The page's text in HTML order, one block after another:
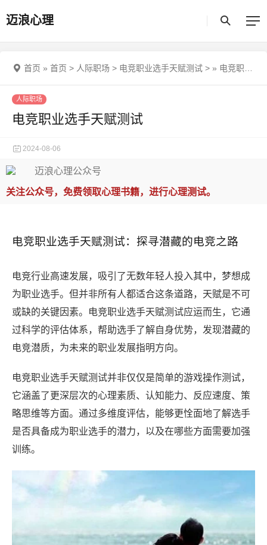
迈浪心理
首页 » 首页 > 人际职场 > 电竞职业选手天赋测试 > » 电竞职业选手天赋测试
人际职场
电竞职业选手天赋测试
2024-08-06
关注公众号，免费领取心理书籍，进行心理测试。
电竞职业选手天赋测试：探寻潜藏的电竞之路
电竞行业高速发展，吸引了无数年轻人投入其中，梦想成
为职业选手。但并非所有人都适合这条道路，天赋是不可
或缺的关键因素。电竞职业选手天赋测试应运而生，它通
过科学的评估体系，帮助选手了解自身优势，发现潜藏的
电竞潜质，为未来的职业发展指明方向。
电竞职业选手天赋测试并非仅仅是简单的游戏操作测试，
它涵盖了更深层次的心理素质、认知能力、反应速度、策
略思维等方面。通过多维度评估，能够更恮面地了解选手
是否具备成为职业选手的潜力，以及在哪些方面需要加强
训练。